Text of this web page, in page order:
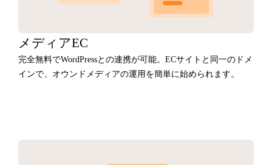
メディアEC
完全無料でWordPressとの連携が可能。ECサイトと同一のドメ
インで、オウンドメディアの運用を簡単に始められます。